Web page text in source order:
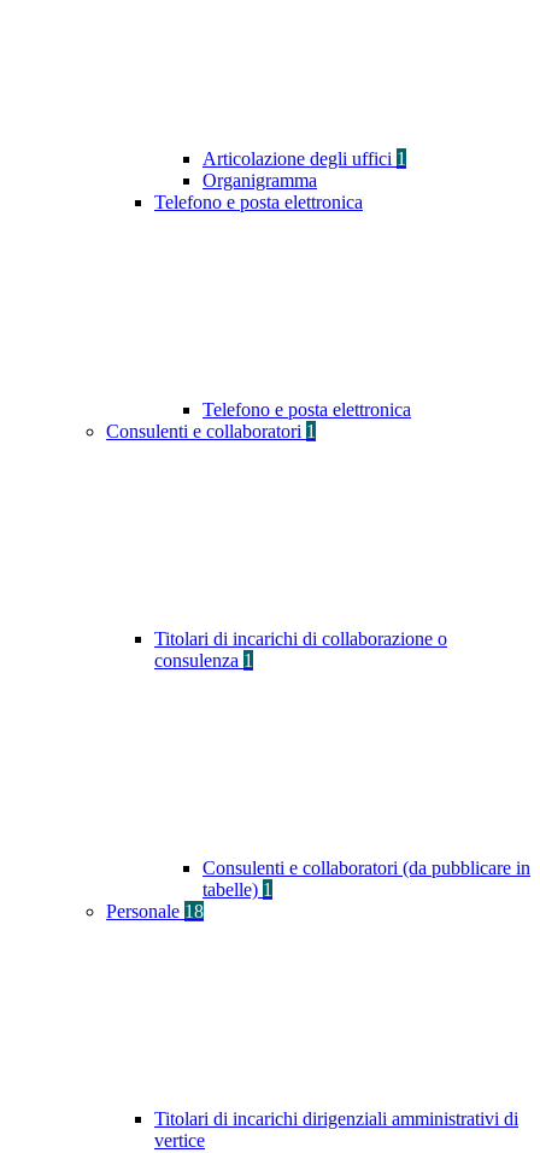
Articolazione degli uffici 1
Organigramma
Telefono e posta elettronica
Telefono e posta elettronica
Consulenti e collaboratori 1
Titolari di incarichi di collaborazione o
consulenza 1
Consulenti e collaboratori (da pubblicare in
tabelle) 1
Personale 18
Titolari di incarichi dirigenziali amministrativi di
vertice